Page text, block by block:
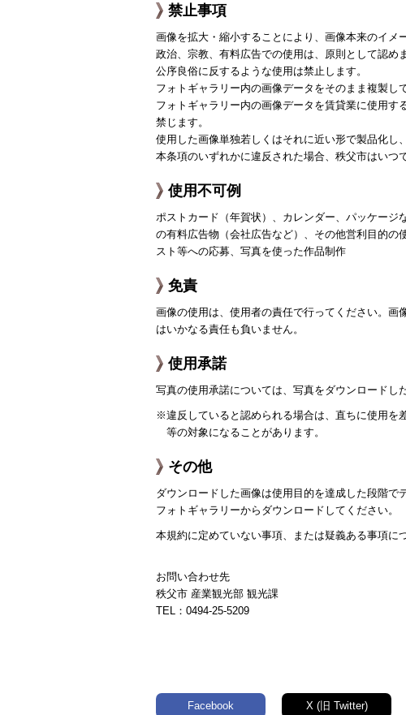
禁止事項
画像を拡大・縮小することにより、画像本来のイメ
政治、宗教、有料広告での使用は、原則として認め
公序良俗に反するような使用は禁止します。
フォトギャラリー内の画像データをそのまま複製し
フォトギャラリー内の画像データを賃貸業に使用
禁じます。
使用した画像単独若しくはそれに近い形で製品化し
本条項のいずれかに違反された場合、秩父市はいつ
使用不可例
ポストカード（年賀状）、カレンダー、パッケー
の有料広告物（会社広告など）、その他営利目的
スト等への応募、写真を使った作品制作
免責
画像の使用は、使用者の責任で行ってください。
はいかなる責任も負いません。
使用承諾
写真の使用承諾については、写真をダウンロードし
※違反していると認められる場合は、直ちに使用を
等の対象になることがあります。
その他
ダウンロードした画像は使用目的を達成した段階
フォトギャラリーからダウンロードしてください。
本規約に定めていない事項、または疑義ある事項に
お問い合わせ先
秩父市 産業観光部 観光課
TEL：0494-25-5209
Facebook X (旧 Twitter)